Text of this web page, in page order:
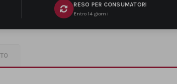
RESO PER CONSUMATORI
Entro 14 giorni